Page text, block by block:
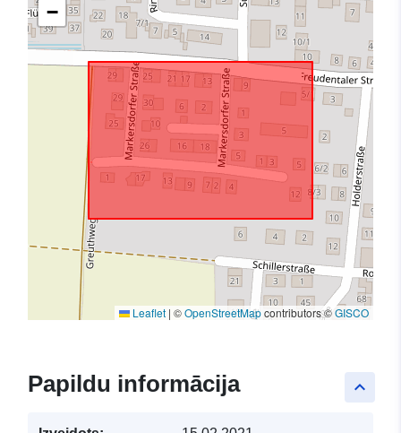
−
Leaflet | ©OpenStreetMapcontributors ©GISCO
keyboard_arrow_up
Papildu informācija